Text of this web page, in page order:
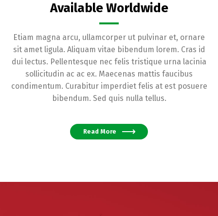
Available Worldwide
Etiam magna arcu, ullamcorper ut pulvinar et, ornare
sit amet ligula. Aliquam vitae bibendum lorem. Cras id
dui lectus. Pellentesque nec felis tristique urna lacinia
sollicitudin ac ac ex. Maecenas mattis faucibus
condimentum. Curabitur imperdiet felis at est posuere
bibendum. Sed quis nulla tellus.
Read More